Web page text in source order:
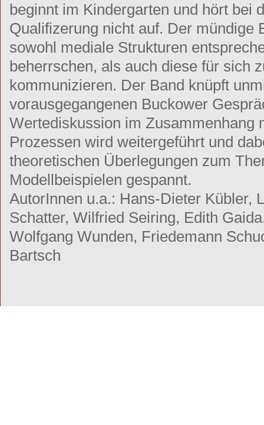
beginnt im Kindergarten und hört bei
Qualifizerung nicht auf. Der mündige
sowohl mediale Strukturen
beherrschen, als auch diese für sich
kommunizieren. Der Band knüpft
vorausgegangenen Buckower
Wertediskussion im Zusammenhang
Prozessen wird weitergeführt und
theoretischen Überlegungen zum
Modellbeispielen gespannt.
AutorInnen u.a.: Hans-Dieter Kübler,
Schatter, Wilfried Seiring, Edith
Wolfgang Wunden, Friedemann
Bartsch